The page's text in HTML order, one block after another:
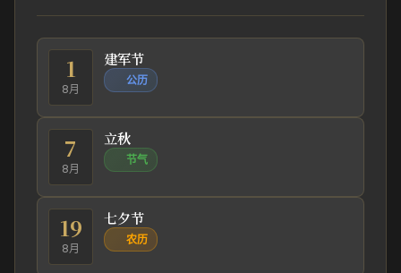
1
8月
建军节
公历
7
8月
立秋
节气
19
8月
七夕节
农历